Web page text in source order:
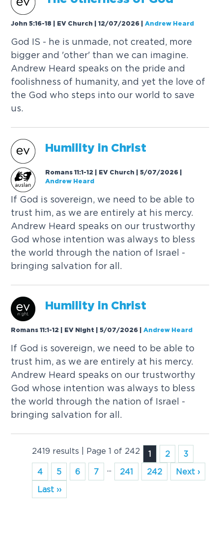
John 5:16-18 | EV Church | 12/07/2026 |Andrew Heard
God IS - he is unmad e not created more
bigger and 'ot her' t han we can imagine
And rew Heard spea ks on t he prid e and
foo is hness of humanity, and yet t he love of
t he God w ho steps into our wor ld to save
us
H umi ity in C hrist
Romans 11:1-12 | EV Church | 5/07/2026
Andrew Heard
If God is sovereign we need to be a b e to
trust him as we are entire ly at his mercy.
And rew Heard spea ks on our trustwort hy
God w hose intention was a ways to b ess
t he wor ld t hroug h t he nation of Israe
-
bringing sa lvation for a
H umi ity in C hrist
Romans 11:1-12 | EV Night | 5/07/2026 |Andrew Heard
If God is sovereign we need to be a b e to
trust him as we are entire ly at his mercy.
And rew Heard spea ks on our trustwort hy
God w hose intention was a ways to b ess
t he wor ld t hroug h t he nation of Israe
-
bringing sa lvation for a
2419 results | Page 1 of 242 1 2
3
4
5 6 7 ... 241 242
Next ›
Last ››